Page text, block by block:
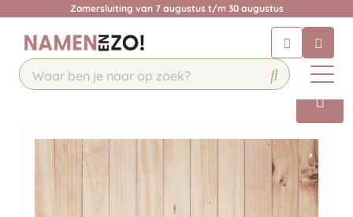
Zomersluiting van 7 augustus t/m 30 augustus
Chat 24/7 met onze chatbot voor
hulp
Contact